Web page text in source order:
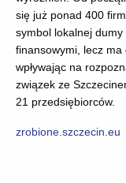
się już ponad 400
symbol lokalnej
finansowymi, lecz ma
wpływając na
związek ze
21 przedsiębiorców.
zrobione.szczecin.eu